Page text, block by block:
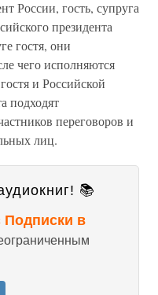
России, гость, супруга
президента
гостя, они
чего исполняются
и Российской
подходят
переговоров и
лиц.
📚
Подписки в